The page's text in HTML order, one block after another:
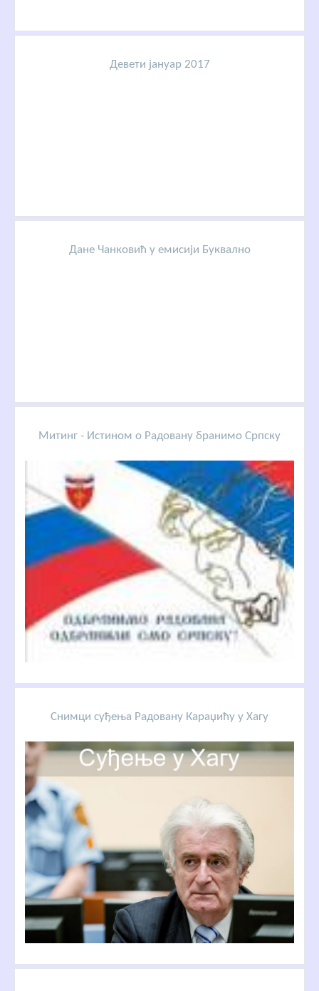
Девети јануар 2017
Дане Чанковић у емисији Буквално
Митинг - Истином о Радовану бранимо Српску
Снимци суђења Радовану Караџићу у Хагу